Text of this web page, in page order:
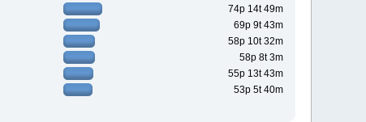
74p 14t 49m
69p 9t 43m
58p 10t 32m
58p 8t 3m
55p 13t 43m
53p 5t 40m